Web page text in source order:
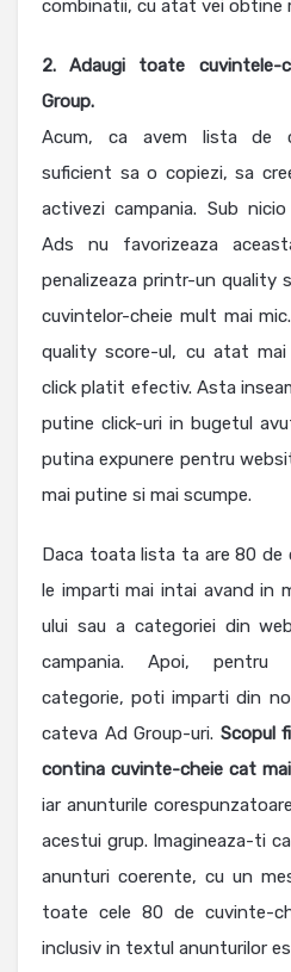
combinatii, cu atat vei obtine
2. Adaugi toate cuvintele-
Group.
Acum, ca avem lista de
suficient sa o copiezi, sa
activezi campania. Sub
Ads nu favorizeaza
penalizeaza printr-un quality
cuvintelor-cheie mult mai
quality score-ul, cu atat
click platit efectiv. Asta
putine click-uri in bugetul
putina expunere pentru
mai putine si mai scumpe.
Daca toata lista ta are 80 de
le imparti mai intai avand in
ului sau a categoriei din
campania. Apoi, pentru
categorie, poti imparti din
cateva Ad Group-uri. Scopul
contina cuvinte-cheie cat
iar anunturile
acestui grup. Imagineaza-ti
anunturi coerente, cu un
toate cele 80 de cuvinte-
inclusiv in textul anunturilor